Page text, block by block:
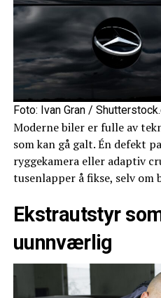
Foto: Ivan Gran /
Moderne biler er fulle av
som kan gå galt. Én defekt
ryggekamera eller adaptiv
tusenlapper å fikse, selv
Ekstrautstyr
uunnværlig